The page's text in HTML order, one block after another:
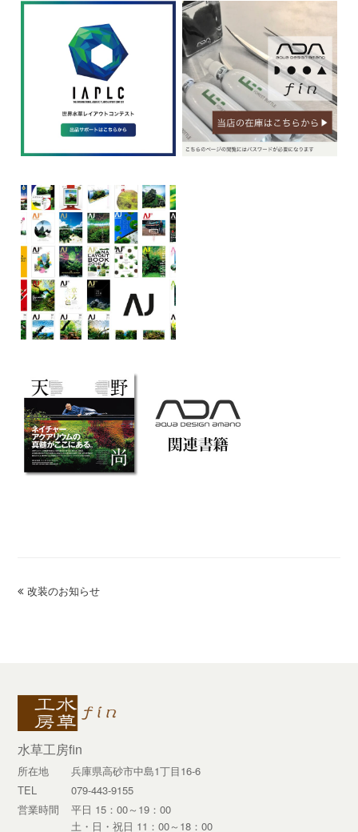
previous
改装のお知らせ
水草工房fin
所在地
兵庫県高砂市中島1丁目16-6
TEL
079-443-9155
営業時間
平日 15：00～19：00
土・日・祝日 11：00～18：00